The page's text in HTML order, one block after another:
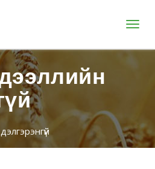
Цэс